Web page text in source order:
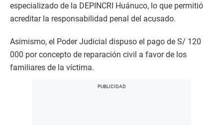
especializado de la DEPINCRI Huánuco, lo que permitió
acreditar la responsabilidad penal del acusado.
Asimismo, el Poder Judicial dispuso el pago de S/ 120
000 por concepto de reparación civil a favor de los
familiares de la víctima.